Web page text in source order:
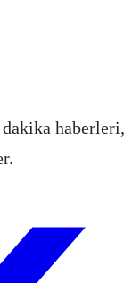
haberleri,